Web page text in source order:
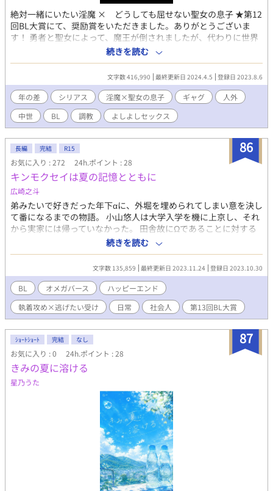
絶対一緒にいたい淫魔 × どうしても屈せない聖女の息子 ★第12
回BL大賞にて、奨励賞をいただきました。ありがとうございま
す！ 勇者と聖女によって、魔王が倒されましたが、代わりに世界
は淫魔に支配されました。 人間の大半は性奴隷として扱われ、反
抗的な者は見せしめにされる日常。 故郷の村を襲われ、追い出さ
れたペーター……もといクラロは、新魔王の治める城で、奴隷の
一人として身を潜めていた。 ボサボサの頭に田舎混じりの口調。
存分に仕込んだ魔除けのおかげで自分の平穏を守っていたが、と
ある出来事から上級国民の淫魔に目をつけらてしまう。 もし聖女
の息子とバレてしまえば、待っているのは破滅だ！ はたして、ク
ラロは自分の貞操を守り抜くことができるのか？ これは、おじさ
ま系淫魔 × 絶対に犯されたくない青年の攻防戦を綴った物語であ
る！ ※♥：受けの性描写 ♡：受け以外の性描写 ☆：他者視点
※クラロの訛りは可読性を損ねないため、実際の訛りと異なって
いる部分もあります。 ※作者の性癖により乳首責め八割。他、予
告なく特殊性癖も入っております。エロはありますが終盤まで挿
入はありません。以上ご理解の上楽しんでいただければ幸いで
す。 ※当作は小説家になろう、Pixiv(獅醒名義）でも掲載してお
ります。
続きを読む
文字数 416,990 最終更新日 2024.4.5 登録日 2023.8.6
年の差 シリアス 淫魔×聖女の息子 ギャグ
人外
中世
BL 調教 よしよしセックス
86
長編 完結 R15
お気に入り : 272 24h.ポイント : 28
キンモクセイは夏の記憶とともに
広崎之斗
弟みたいで好きだった年下αに、外堀を埋められてしまい意を決し
て番になるまでの物語。 小山悠人は大学入学を機に上京し、それ
から実家には帰っていなかった。 田舎故にΩであることに対する
風当たりに我慢できなかったからだ。 そして１０年の月日が流れ
たある日、年下で幼なじみの六條純一が突然悠人の前に現われ
る。 純一はずっと好きだったと告白し、１０年越しの想いを伝え
る。 しかし純一はαであり、立派に仕事もしていて、なにより見
た目だって良い。 「俺になんてもったいない！」 素直になれない
年上Ωと、執着系年下αを取り巻く人達との、ハッピーエンドまで
の物語。 性描写のある話は【※】をつけていきます。
続きを読む
文字数 135,859 最終更新日 2023.11.24 登録日 2023.10.30
BL オメガバース
ハッピーエンド
執着攻め×逃げたい受け
日常 社会人 第13回BL大賞
87
ｼｮｰﾄｼｮｰﾄ 完結 なし
お気に入り : 0 24h.ポイント : 28
きみの夏に溶ける
星乃うた